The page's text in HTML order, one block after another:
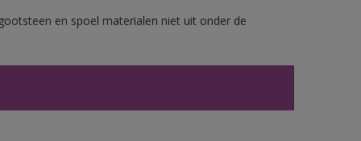
en spoel materialen niet uit onder de